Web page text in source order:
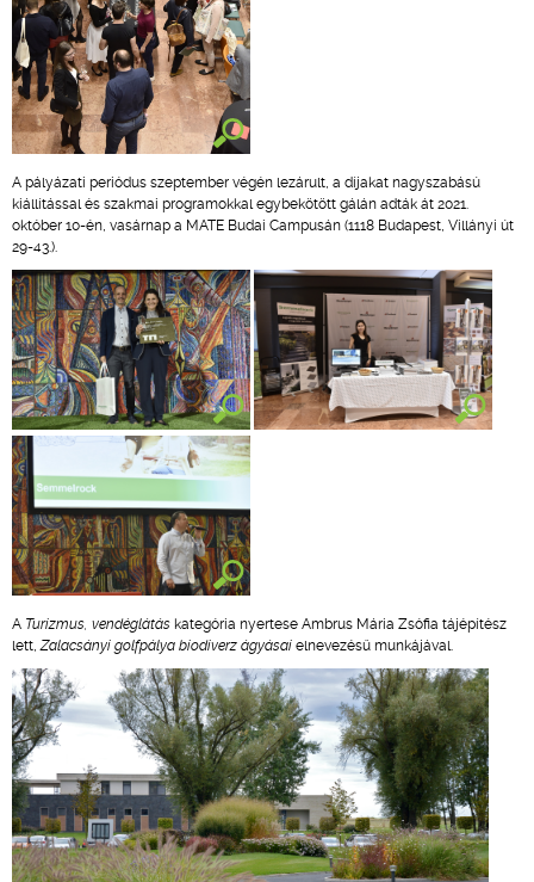
A pályázati periódus szeptember végén lezárult, a díjakat nagyszabású
kiállítással és szakmai programokkal egybekötött gálán adták át 2021.
október 10-én, vasárnap a MATE Budai Campusán (1118 Budapest, Villányi út
29-43.).
A Turizmus, vendéglátás kategória nyertese Ambrus Mária Zsófia tájépítész
lett,Zalacsányi golfpálya biodiverz ágyásai elnevezésű munkájával.